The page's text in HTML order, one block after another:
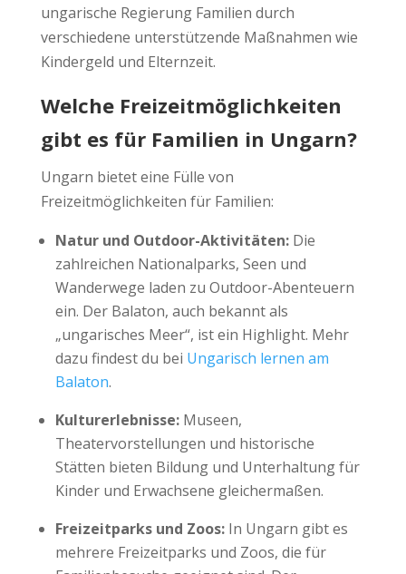
ungarische Regierung Familien durch
verschiedene unterstützende Maßnahmen wie
Kindergeld und Elternzeit.
Welche Freizeitmöglichkeiten
gibt es für Familien in Ungarn?
Ungarn bietet eine Fülle von
Freizeitmöglichkeiten für Familien:
Natur und Outdoor-Aktivitäten:Die
zahlreichen Nationalparks, Seen und
Wanderwege laden zu Outdoor-Abenteuern
ein. Der Balaton, auch bekannt als
„ungarisches Meer“, ist ein Highlight. Mehr
dazu findest du bei Ungarisch lernen am
Balaton.
Kulturerlebnisse:Museen,
Theatervorstellungen und historische
Stätten bieten Bildung und Unterhaltung für
Kinder und Erwachsene gleichermaßen.
Freizeitparks und Zoos:In Ungarn gibt es
mehrere Freizeitparks und Zoos, die für